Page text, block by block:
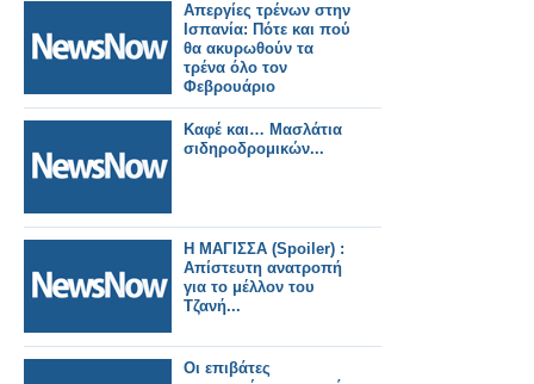
Απεργίες τρένων στην
Ισπανία: Πότε και πού
θα ακυρωθούν τα
τρένα όλο τον
Φεβρουάριο
Καφέ και… Μασλάτια
σιδηροδρομικών...
Η ΜΑΓΙΣΣΑ (Spoiler) :
Απίστευτη ανατροπή
για το μέλλον του
Τζανή...
Οι επιβάτες